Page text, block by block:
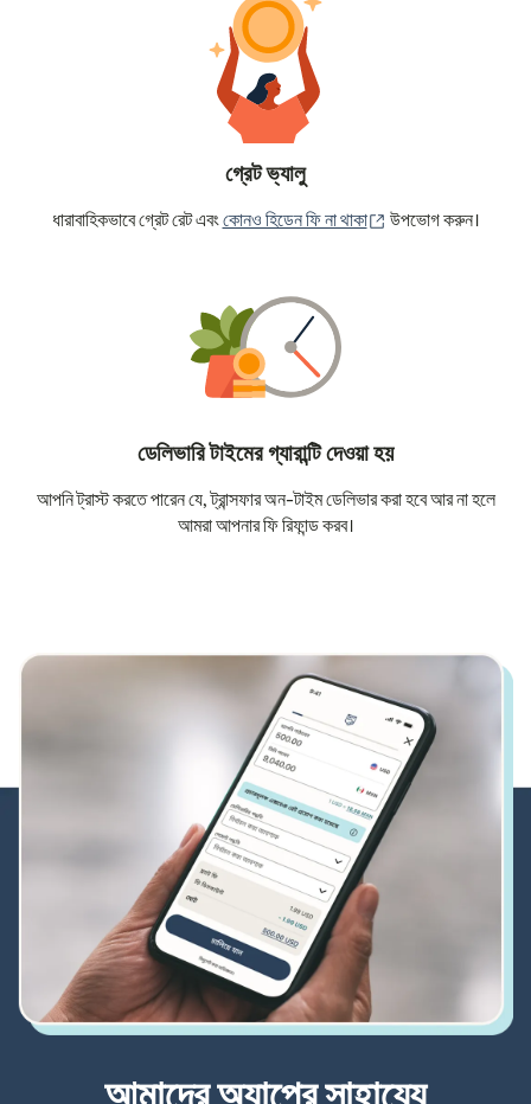
গ্রেট ভ্যালু
ধারাবাহিকভাবে গ্রেট রেট এবংকোনও হিডেন ফি না থাকা (নতুন উইন্ডোতে খুলবে)
উপভোগ করুন।
ডেলিভারি টাইমের গ্যারান্টি দেওয়া হয়
আপনি ট্রাস্ট করতে পারেন যে, ট্রান্সফার অন-টাইম ডেলিভার করা হবে আর না হলে
আমরা আপনার ফি রিফান্ড করব।
আমাদের অ্যাপের সাহায্যে